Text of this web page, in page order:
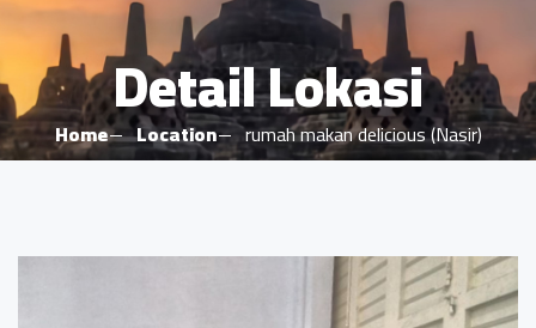
Detail Lokasi
Home Location rumah makan delicious (Nasir)